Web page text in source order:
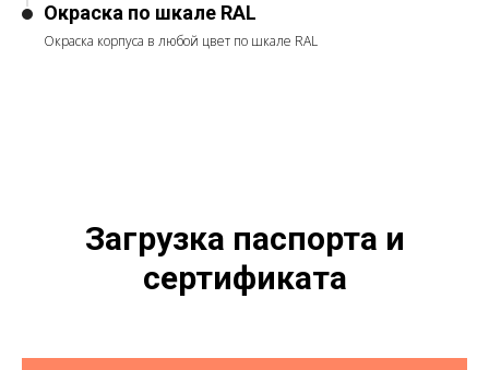
Окраска по шкале RAL
Окраска корпуса в любой цвет по шкале RAL
Загрузка паспорта и
сертификата